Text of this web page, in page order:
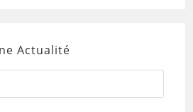
Actualité
Press
to